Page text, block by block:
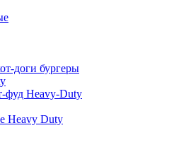
доги бургеры
фуд Heavy-Duty
Heavy Duty